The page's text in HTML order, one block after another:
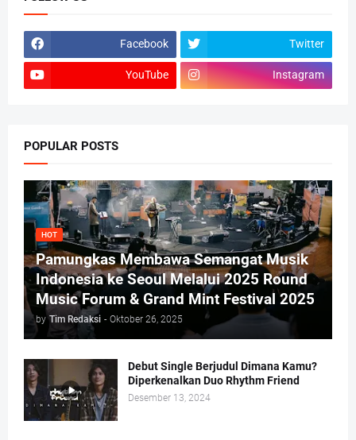
Facebook Twitter
YouTube Instagram
POPULAR POSTS
HOT
Pamungkas Membawa Semangat Musik
Indonesia ke Seoul Melalui 2025 Round
Music Forum & Grand Mint Festival 2025
by Tim Redaksi - Oktober 26, 2025
Debut Single Berjudul Dimana Kamu?
Diperkenalkan Duo Rhythm Friend
Desember 13, 2024